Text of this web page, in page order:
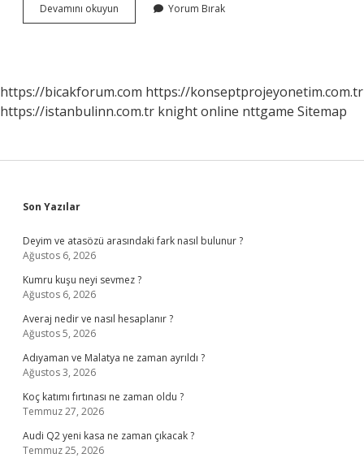
Devamını okuyun Konjonktürel
Ne
Yorum Bırak
https://bicakforum.com https://konseptprojeyonetim.com.tr
https://istanbulinn.com.tr knight online nttgame Sitemap
Sidebar
Son Yazılar
Deyim ve atasözü arasındaki fark nasıl bulunur ?
Ağustos 6, 2026
Kumru kuşu neyi sevmez ?
Ağustos 6, 2026
Averaj nedir ve nasıl hesaplanır ?
Ağustos 5, 2026
Adıyaman ve Malatya ne zaman ayrıldı ?
Ağustos 3, 2026
Koç katımı fırtınası ne zaman oldu ?
Temmuz 27, 2026
Audi Q2 yeni kasa ne zaman çıkacak ?
Temmuz 25, 2026